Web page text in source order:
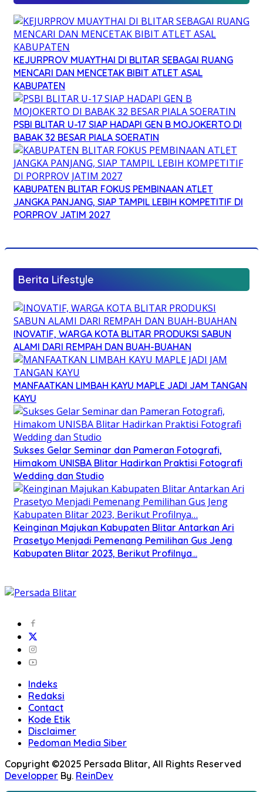
KEJURPROV MUAYTHAI DI BLITAR SEBAGAI RUANG
MENCARI DAN MENCETAK BIBIT ATLET ASAL
KABUPATEN
PSBI BLITAR U-17 SIAP HADAPI GEN B MOJOKERTO DI
BABAK 32 BESAR PIALA SOERATIN
KABUPATEN BLITAR FOKUS PEMBINAAN ATLET
JANGKA PANJANG, SIAP TAMPIL LEBIH KOMPETITIF DI
PORPROV JATIM 2027
Berita Lifestyle
INOVATIF, WARGA KOTA BLITAR PRODUKSI SABUN
ALAMI DARI REMPAH DAN BUAH-BUAHAN
MANFAATKAN LIMBAH KAYU MAPLE JADI JAM TANGAN
KAYU
Sukses Gelar Seminar dan Pameran Fotografi,
Himakom UNISBA Blitar Hadirkan Praktisi Fotografi
Wedding dan Studio
Keinginan Majukan Kabupaten Blitar Antarkan Ari
Prasetyo Menjadi Pemenang Pemilihan Gus Jeng
Kabupaten Blitar 2023, Berikut Profilnya…
Indeks
Redaksi
Contact
Kode Etik
Disclaimer
Pedoman Media Siber
Copyright ©2025 Persada Blitar, All Rights Reserved
Developper By. ReinDev